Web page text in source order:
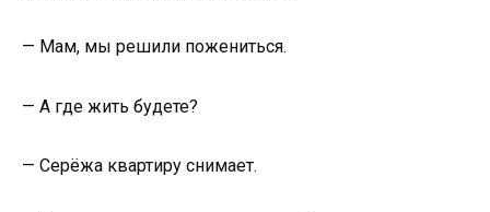
— Мам, мы решили пожениться.
— А где жить будете?
— Серёжа квартиру снимает.